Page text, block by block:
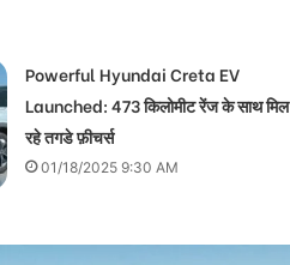
Powerful Hyundai Creta EV
Launched: 473 किलोमीट रेंज के साथ मिल
रहे तगडे फ़ीचर्स
01/18/2025 9:30 AM